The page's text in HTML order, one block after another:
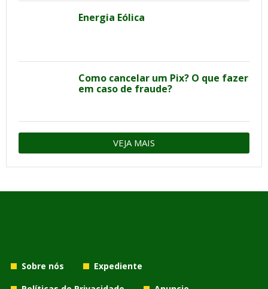
Energia Eólica
Como cancelar um Pix? O que fazer
em caso de fraude?
VEJA MAIS
Sobre nós
Expediente